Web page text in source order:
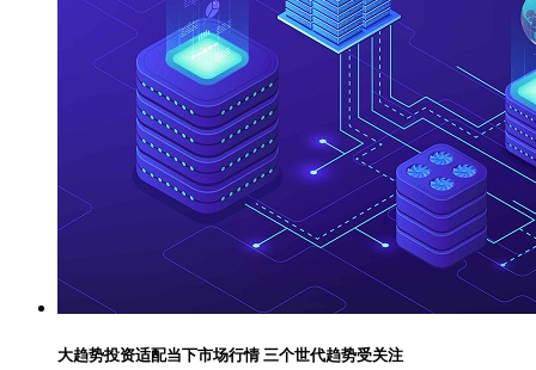
大趋势投资适配当下市场行情 三个世代趋势受关注